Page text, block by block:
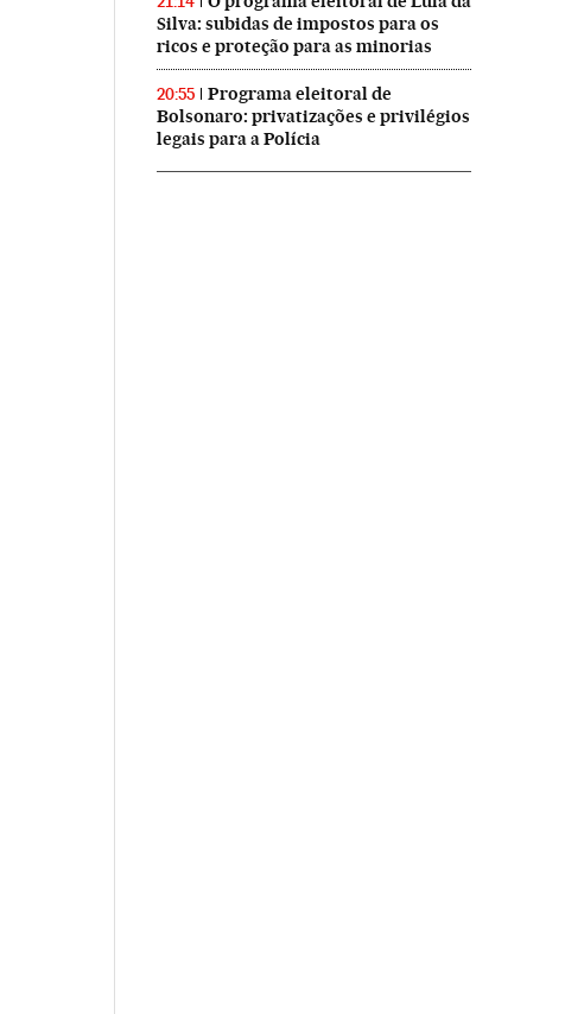
Silva: subidas de impostos para os
ricos e proteção para as minorias
20:55
Programa eleitoral de
Bolsonaro: privatizações e privilégios
legais para a Polícia